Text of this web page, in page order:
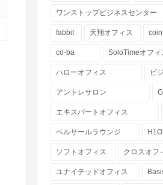
ワンストップビジネスセンター
fabbit 天翔オフィス
co-ba SoloTimeオフィ
ハローオフィス ビ
アントレサロン
エキスパートオフィス
ベルサールラウンジ H1O
ソフトオフィス クロスオフ
ユナイテッドオフィス